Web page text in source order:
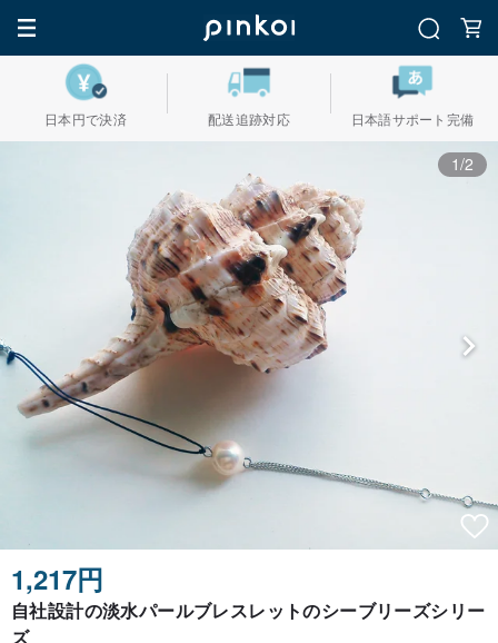
日本円で決済 配送追跡対応 日本語サポート完備
1/2
1,217円
自社設計の淡水パールブレスレットのシーブリーズシリー
ズ